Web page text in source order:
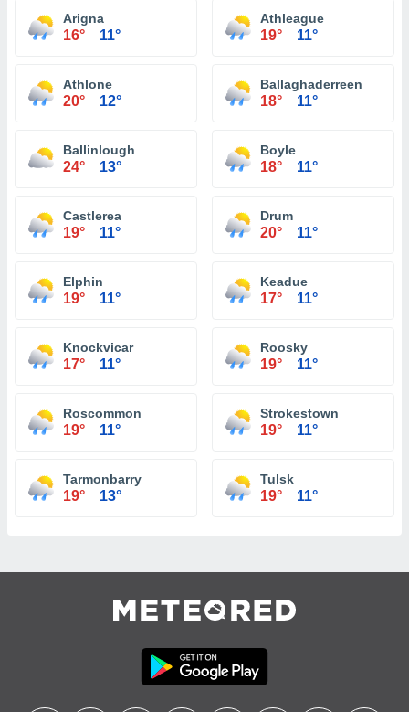
Arigna
16° 11°
Athleague
19° 11°
Athlone
20° 12°
Ballaghaderreen
18° 11°
Ballinlough
24° 13°
Boyle
18° 11°
Castlerea
19° 11°
Drum
20° 11°
Elphin
19° 11°
Keadue
17° 11°
Knockvicar
17° 11°
Roosky
19° 11°
Roscommon
19° 11°
Strokestown
19° 11°
Tarmonbarry
19° 13°
Tulsk
19° 11°